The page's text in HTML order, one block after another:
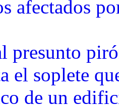
afectados
presunto
el soplete
de un